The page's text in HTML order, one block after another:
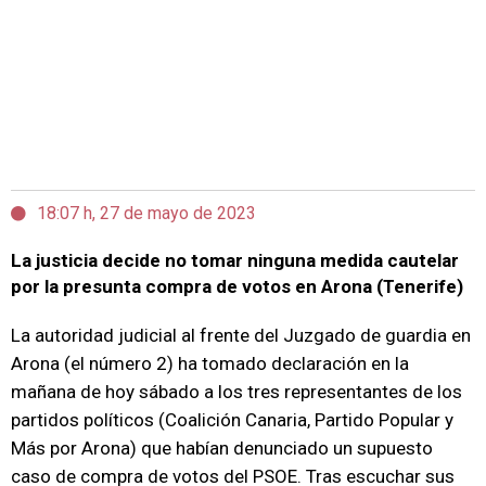
18:07 h, 27 de mayo de 2023
La justicia decide no tomar ninguna medida cautelar
por la presunta compra de votos en Arona (Tenerife)
La autoridad judicial al frente del Juzgado de guardia en
Arona (el número 2) ha tomado declaración en la
mañana de hoy sábado a los tres representantes de los
partidos políticos (Coalición Canaria, Partido Popular y
Más por Arona) que habían denunciado un supuesto
caso de compra de votos del PSOE. Tras escuchar sus